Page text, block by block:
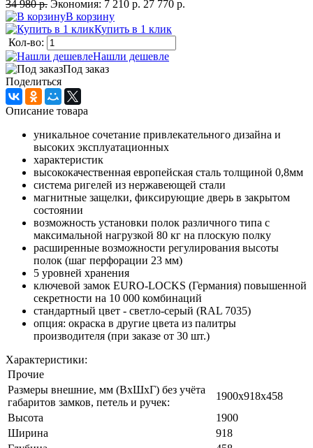
34 980 р. Экономия: 7 210 р. 27 770 р.
В корзину
Купить в 1 клик
Кол-во:
Нашли дешевле
Под заказ
Поделиться
Описание товара
уникальное сочетание привлекательного дизайна и
высоких эксплуатационных
характеристик
высококачественная европейская сталь толщиной 0,8мм
система ригелей из нержавеющей стали
магнитные защелки, фиксирующие дверь в закрытом
состоянии
возможность установки полок различного типа с
максимальной нагрузкой 80 кг на плоскую полку
расширенные возможности регулирования высоты
полок (шаг перфорации 23 мм)
5 уровней хранения
ключевой замок EURO-LOCKS (Германия) повышенной
секретности на 10 000 комбинаций
стандартный цвет - cветло-серый (RAL 7035)
опция: окраска в другие цвета из палитры
производителя (при заказе от 30 шт.)
Характеристики:
Прочие
Размеры внешние, мм (ВхШхГ) без учёта
габаритов замков, петель и ручек:
1900x918x458
Высота
1900
Ширина
918